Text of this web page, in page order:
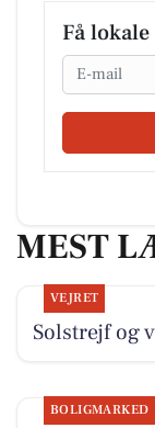
Få
Email
MEST
VEJRET
Solstrejf og
BOLIGMARKED